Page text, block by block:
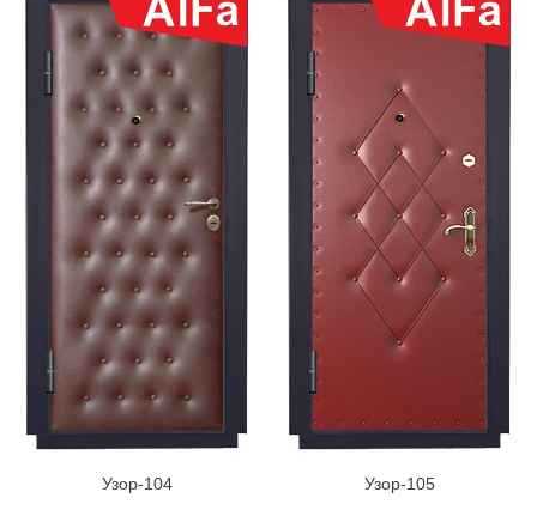
Узор-104 Узор-105